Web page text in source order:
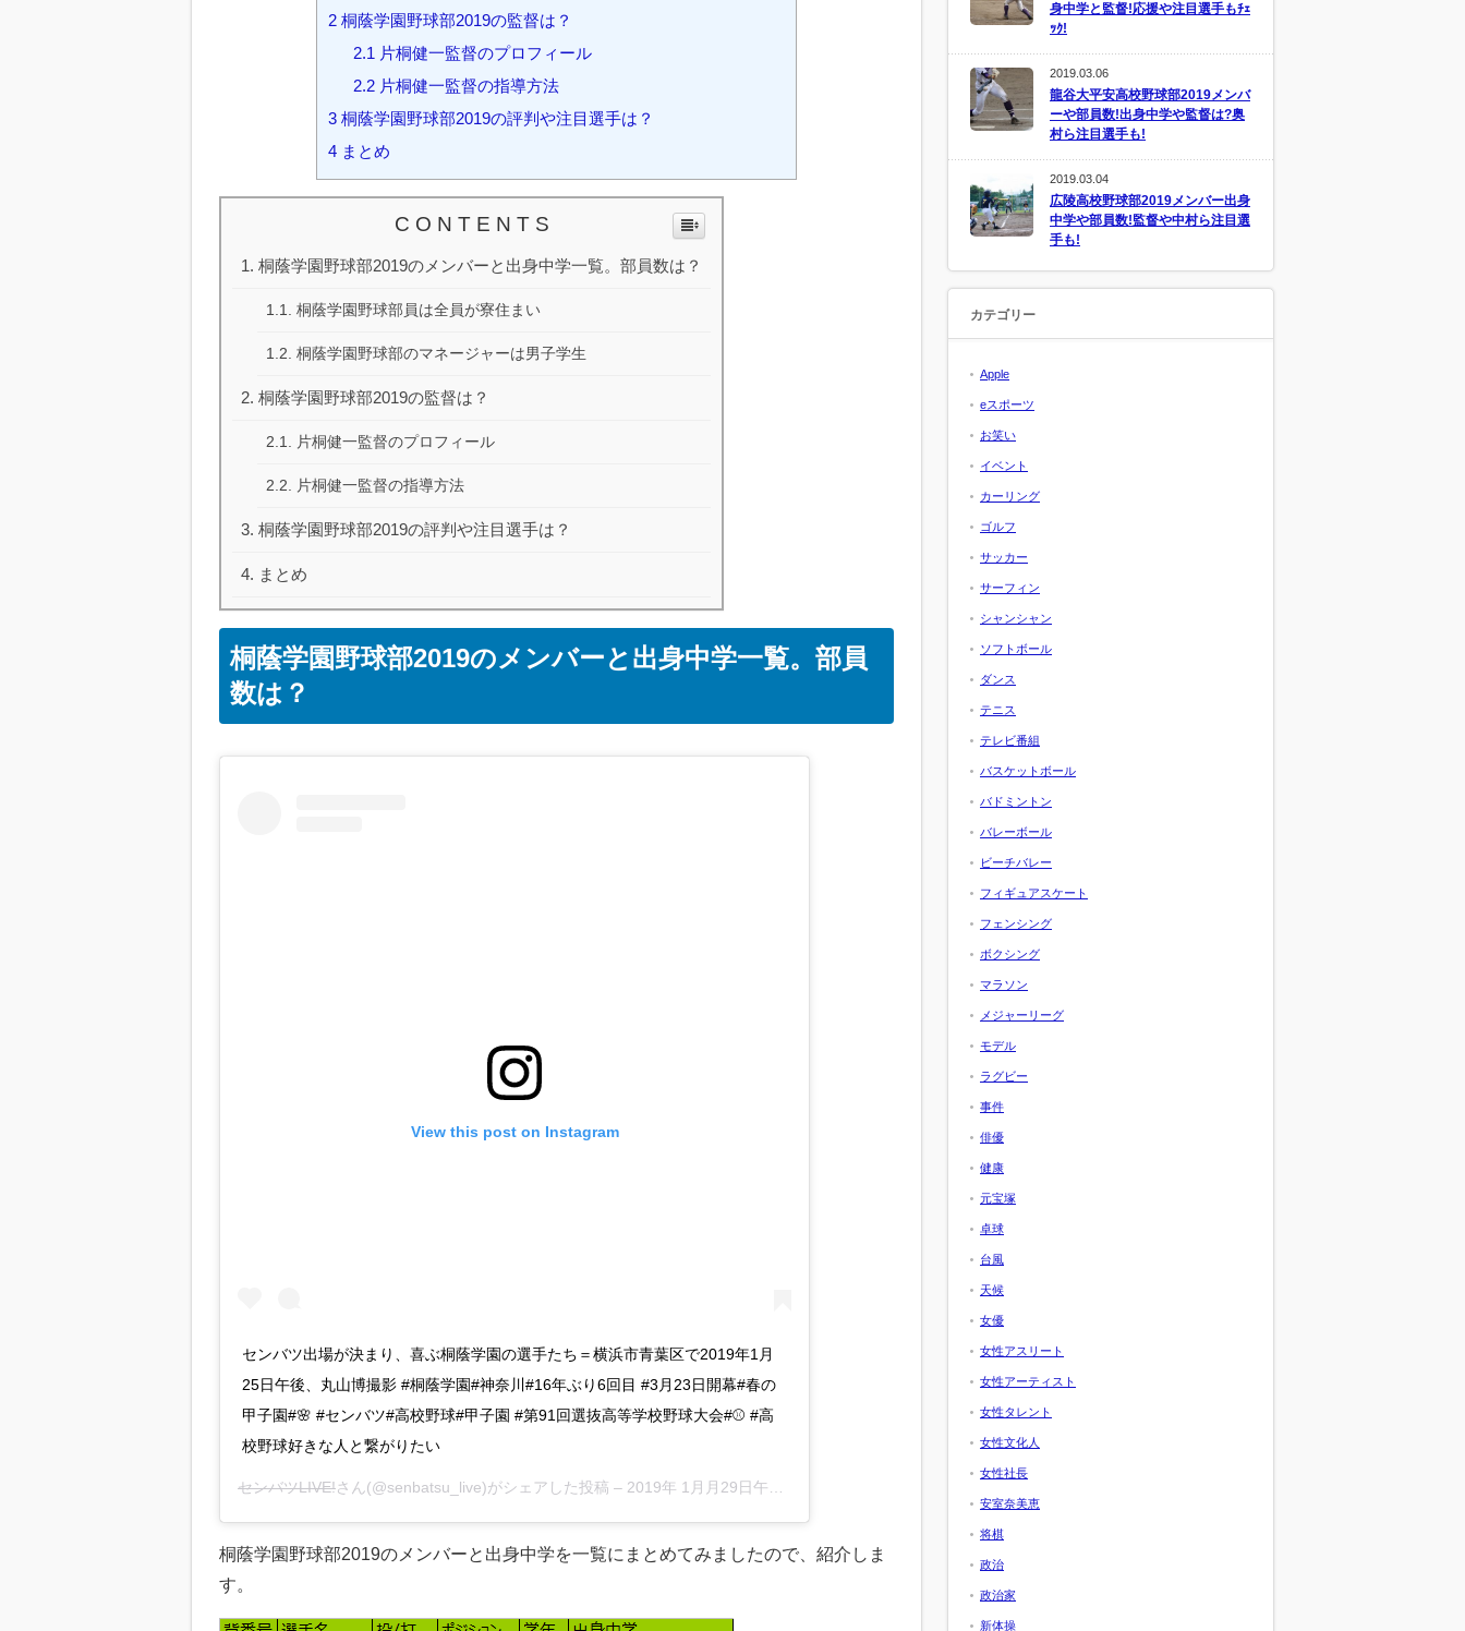
2 桐蔭学園野球部2019の監督は？
2.1 片桐健一監督のプロフィール
2.2片桐健一監督の指導方法
3 桐蔭学園野球部2019の評判や注目選手は？
4 まとめ
C O N T E N T S
桐蔭学園野球部2019のメンバーと出身中学一覧。部員数は？
桐蔭学園野球部員は全員が寮住まい
桐蔭学園野球部のマネージャーは男子学生
桐蔭学園野球部2019の監督は？
片桐健一監督のプロフィール
片桐健一監督の指導方法
桐蔭学園野球部2019の評判や注目選手は？
まとめ
桐蔭学園野球部2019のメンバーと出身中学一覧。部員
数は？
View this post on Instagram
センバツ出場が決まり、喜ぶ桐蔭学園の選手たち＝横浜市青葉区で2019年1月
25日午後、丸山博撮影 #桐蔭学園#神奈川#16年ぶり6回目 #3月23日開幕#春の
甲子園#🌸 #センバツ#高校野球#甲子園 #第91回選抜高等学校野球大会#⚾️ #高
校野球好きな人と繋がりたい
センバツLIVE!さん(@senbatsu_live)がシェアした投稿 – 2019年 1月月29日午前6時01分PST
桐蔭学園野球部2019のメンバーと出身中学を一覧にまとめてみましたので、紹介しま
す。
身中学と監督!応援や注目選手もﾁｪ
ｯｸ!
2019.03.06
龍谷大平安高校野球部2019メンバ
ーや部員数!出身中学や監督は?奥
村ら注目選手も!
2019.03.04
広陵高校野球部2019メンバー出身
中学や部員数!監督や中村ら注目選
手も!
カテゴリー
Apple
eスポーツ
お笑い
イベント
カーリング
ゴルフ
サッカー
サーフィン
シャンシャン
ソフトボール
ダンス
テニス
テレビ番組
バスケットボール
バドミントン
バレーボール
ビーチバレー
フィギュアスケート
フェンシング
ボクシング
マラソン
メジャーリーグ
モデル
ラグビー
事件
俳優
健康
元宝塚
卓球
台風
天候
女優
女性アスリート
女性アーティスト
女性タレント
女性文化人
女性社長
安室奈美恵
将棋
政治
政治家
新体操